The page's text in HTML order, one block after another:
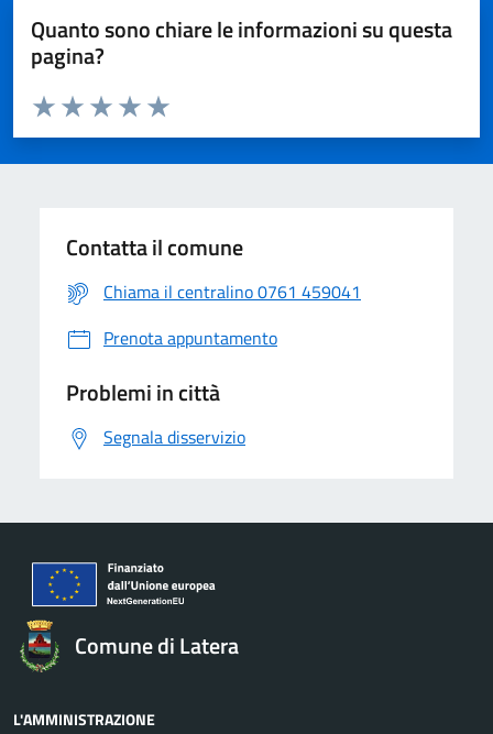
Quanto sono chiare le informazioni su questa
pagina?
Valuta da 1 a 5 stelle la pagina
Valuta 4 stelle su 5
Valuta 3 stelle su 5
Valuta 2 stelle su 5
Valuta 1 stelle su 5
Contatta il comune
Chiama il centralino 0761 459041
Prenota appuntamento
Problemi in città
Segnala disservizio
Comune di Latera
L'AMMINISTRAZIONE